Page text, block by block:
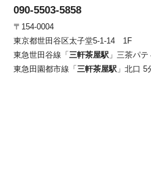
090-5503-5858
〒154-0004
東京都世田谷区太子堂5-1-14 1F
東急世田谷線「 三軒茶屋駅」三茶パテ
東急田園都市線「 三軒茶屋駅」北口 5